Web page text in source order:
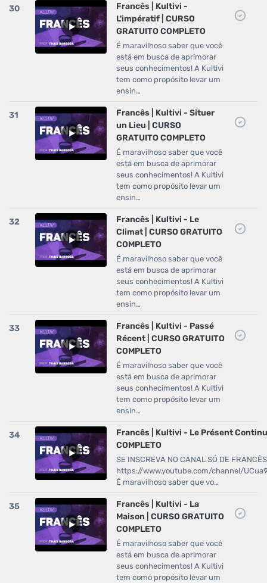
30
Francês | Kultivi -
L'impératif | CURSO
GRATUITO COMPLETO
É maravilhoso saber que você
está em busca de aprimorar
seus conhecimentos! A Kultivi
tem como propósito levar um
ensin…
31
Francês | Kultivi - Situer
un Lieu | CURSO
GRATUITO COMPLETO
É maravilhoso saber que você
está em busca de aprimorar
seus conhecimentos! A Kultivi
tem como propósito levar um
ensin…
32
Francês | Kultivi - Le
Climat | CURSO GRATUITO
COMPLETO
É maravilhoso saber que você
está em busca de aprimorar
seus conhecimentos! A Kultivi
tem como propósito levar um
ensin…
33
Francês | Kultivi - Passé
Récent | CURSO GRATUITO
COMPLETO
É maravilhoso saber que você
está em busca de aprimorar
seus conhecimentos! A Kultivi
tem como propósito levar um
ensin…
34
Francês | Kultivi - Le Présent Continu
COMPLETO
SE INSCREVA NO CANAL SÓ DE
https://www.youtube.com/channel/
É maravilhoso saber que vo…
35
Francês | Kultivi - La
Maison | CURSO GRATUITO
COMPLETO
É maravilhoso saber que você
está em busca de aprimorar
seus conhecimentos! A Kultivi
tem como propósito levar um